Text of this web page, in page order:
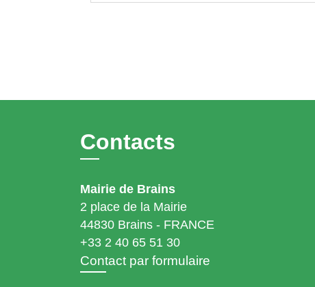
Contacts
Mairie de Brains
2 place de la Mairie
44830 Brains - FRANCE
+33 2 40 65 51 30
Contact par formulaire